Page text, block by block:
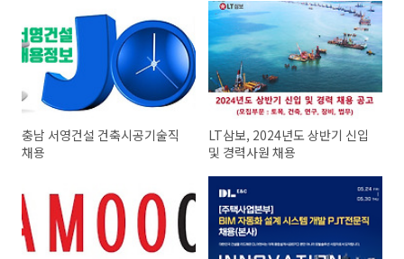
충남 서영건설 건축시공기술직
채용
LT삼보, 2024년도 상반기 신입
및 경력사원 채용